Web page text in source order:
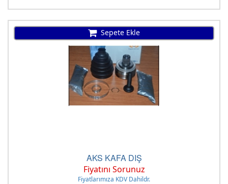
Sepete Ekle
AKS KAFA DIŞ
Fiyatını Sorunuz
Fiyatlarımıza KDV Dahildr.